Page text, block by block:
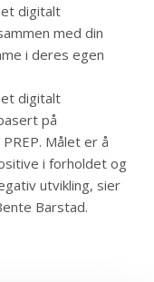
et digitalt
med din
i deres egen
et digitalt
på
Målet er å
i forholdet og
utvikling, sier
Barstad.